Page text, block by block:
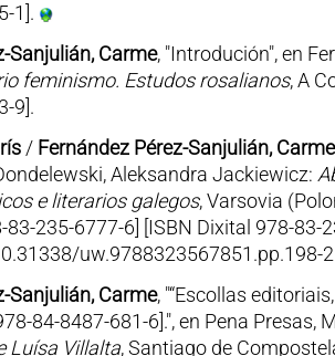
1].
Sanjulián, Carme, "Introdución", en
feminismo. Estudos rosalianos, A
9].
/ Fernández Pérez-Sanjulián, Carme
Aleksandra Jackiewicz:
e literarios galegos, Varsovia
83-235-6777-6] [ISBN Dixital 978-83-
uw.9788323567851.pp.198-
Sanjulián, Carme, "“Escollas
84-8487-681-6].", en Pena
Luísa Villalta, Santiago de